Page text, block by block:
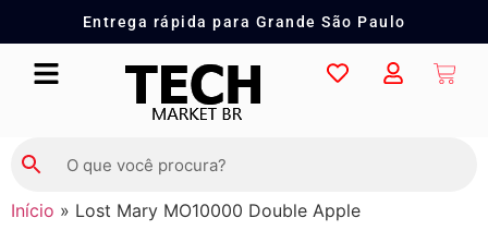
Entrega rápida para Grande São Paulo
Início » Lost Mary MO10000 Double Apple